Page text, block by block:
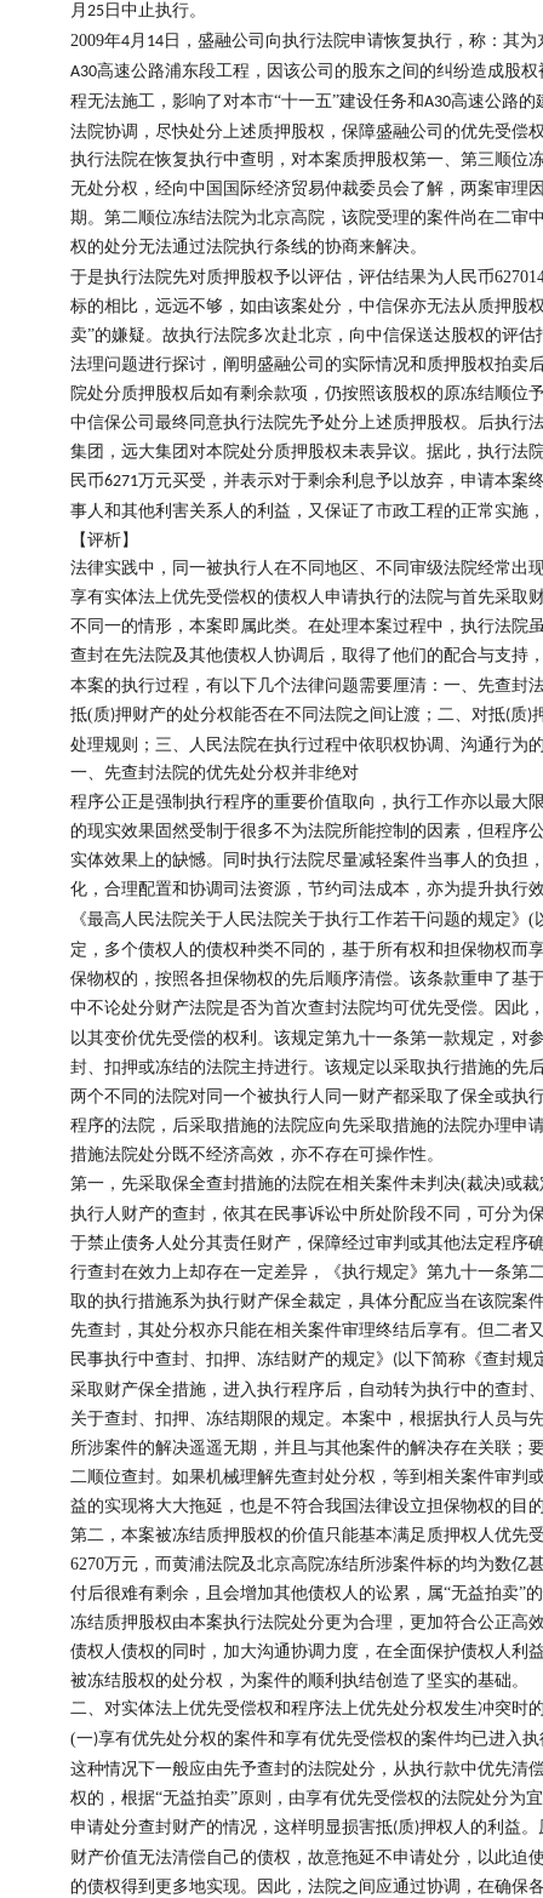
月 25 日中止执行。
2009年4月 14 日，盛融公司向执行法院申请恢复执行，称：其
A30高速公路浦东段工程，因该公司的股东之间的纠纷造成股
程无法施工，影响了对本市“十一五”建设任务和A30高速公路的
法院协调，尽快处分上述质押股权，保障盛融公司的优先受偿
执行法院在恢复执行中查明，对本案质押股权第一、第三顺位
无处分权，经向中国国际经济贸易仲裁委员会了解，两案审理
期。第二顺位冻结法院为北京高院，该院受理的案件尚在二审
权的处分无法通过法院执行条线的协商来解决。
于是执行法院先对质押股权予以评估，评估结果为人民币
标的相比，远远不够，如由该案处分，中信保亦无法从质押股
卖”的嫌疑。故执行法院多次赴北京，向中信保送达股权的评
法理问题进行探讨，阐明盛融公司的实际情况和质押股权拍卖
院处分质押股权后如有剩余款项，仍按照该股权的原冻结顺位
中信保公司最终同意执行法院先予处分上述质押股权。后执行
集团，远大集团对本院处分质押股权未表异议。据此，执行法
民币6271万元买受，并表示对于剩余利息予以放弃，申请本案
事人和其他利害关系人的利益，又保证了市政工程的正常实施
【评析】
法律实践中，同一被执行人在不同地区、不同审级法院经常出
享有实体法上优先受偿权的债权人申请执行的法院与首先采取
不同一的情形，本案即属此类。在处理本案过程中，执行法院
查封在先法院及其他债权人协调后，取得了他们的配合与支持
本案的执行过程，有以下几个法律问题需要厘清：一、先查封
抵(质)押财产的处分权能否在不同法院之间让渡；二、对抵(质)
处理规则；三、人民法院在执行过程中依职权协调、沟通行为
一、先查封法院的优先处分权并非绝对
程序公正是强制执行程序的重要价值取向，执行工作亦以最大
的现实效果固然受制于很多不为法院所能控制的因素，但程序
实体效果上的缺憾。同时执行法院尽量减轻案件当事人的负担
化，合理配置和协调司法资源，节约司法成本，亦为提升执行
《最高人民法院关于人民法院关于执行工作若干问题的规定》 (
定，多个债权人的债权种类不同的，基于所有权和担保物权而
保物权的，按照各担保物权的先后顺序清偿。该条款重申了基
中不论处分财产法院是否为首次查封法院均可优先受偿。因此
以其变价优先受偿的权利。该规定第九十一条第一款规定，对
封、扣押或冻结的法院主持进行。该规定以采取执行措施的先
两个不同的法院对同一个被执行人同一财产都采取了保全或执
程序的法院，后采取措施的法院应向先采取措施的法院办理申
措施法院处分既不经济高效，亦不存在可操作性。
第一，先采取保全查封措施的法院在相关案件未判决(裁决)或裁
执行人财产的查封，依其在民事诉讼中所处阶段不同，可分为
于禁止债务人处分其责任财产，保障经过审判或其他法定程序
行查封在效力上却存在一定差异，《执行规定》第九十一条第
取的执行措施系为执行财产保全裁定，具体分配应当在该院案
先查封，其处分权亦只能在相关案件审理终结后享有。但二者
民事执行中查封、扣押、冻结财产的规定》 (以下简称《查封规
采取财产保全措施，进入执行程序后，自动转为执行中的查封
关于查封、扣押、冻结期限的规定。本案中，根据执行人员与
所涉案件的解决遥遥无期，并且与其他案件的解决存在关联；
二顺位查封。如果机械理解先查封处分权，等到相关案件审判
益的实现将大大拖延，也是不符合我国法律设立担保物权的目
第二，本案被冻结质押股权的价值只能基本满足质押权人优先
6270万元，而黄浦法院及北京高院冻结所涉案件标的均为数亿
付后很难有剩余，且会增加其他债权人的讼累，属“无益拍卖”
冻结质押股权由本案执行法院处分更为合理，更加符合公正高
债权人债权的同时，加大沟通协调力度，在全面保护债权人利
被冻结股权的处分权，为案件的顺利执结创造了坚实的基础。
二、对实体法上优先受偿权和程序法上优先处分权发生冲突时
(一)享有优先处分权的案件和享有优先受偿权的案件均已进入
这种情况下一般应由先予查封的法院处分，从执行款中优先清
权的，根据“无益拍卖”原则，由享有优先受偿权的法院处分为
申请处分查封财产的情况，这样明显损害抵(质)押权人的利益
财产价值无法清偿自己的债权，故意拖延不申请处分，以此迫
的债权得到更多地实现。因此，法院之间应通过协调，在确保